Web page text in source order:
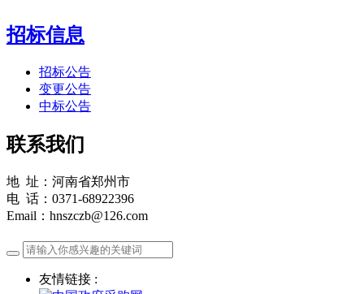
招标信息
招标公告
变更公告
中标公告
联系我们
地 址：河南省郑州市
电 话：0371-68922396
Email：hnszczb@126.com
友情链接 :